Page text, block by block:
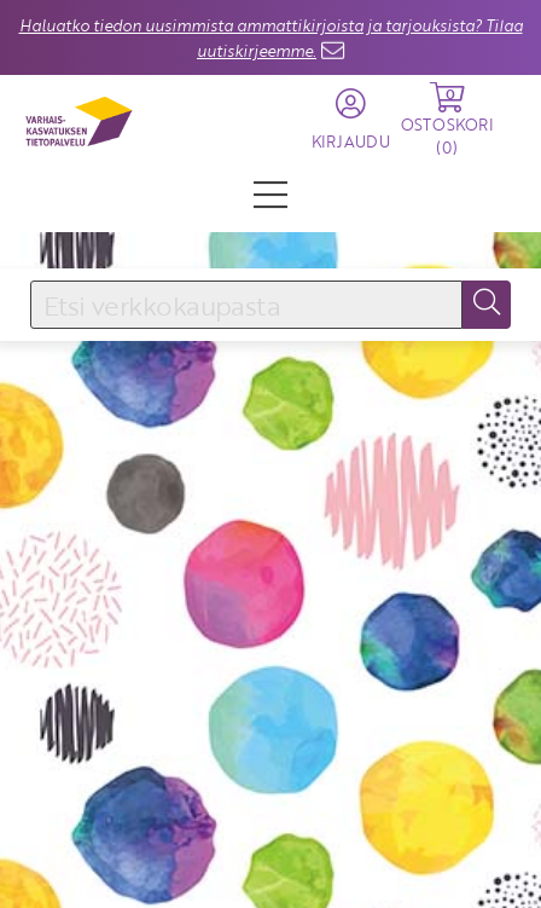
Haluatko tiedon uusimmista ammattikirjoista ja tarjouksista? Tilaa
uutiskirjeemme.
KIRJAUDU
0
OSTOSKORI
(0)
KIRJAUDU SISÄÄN
Käyttäjätunnus
Salasana
Unohtuiko salasana?
KIRJAUDU SISÄÄN
Etkö ole vielä Varhaiskasvatuksen Tietopalvelun
jäsen?
Liity tästä!